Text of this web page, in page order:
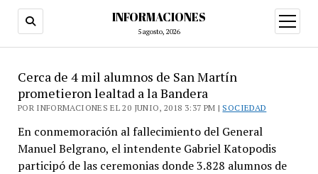
INFORMACIONES
5 agosto, 2026
abrir
menú
Cerca de 4 mil alumnos de San Martín
prometieron lealtad a la Bandera
POR INFORMACIONES EL 20 JUNIO, 2018 3:37 PM | SOCIEDAD
En conmemoración al fallecimiento del General
Manuel Belgrano, el intendente Gabriel Katopodis
participó de las ceremonias donde 3.828 alumnos de